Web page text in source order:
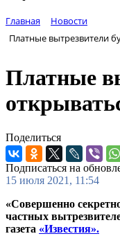
Главная
Новости
Платные вытрезвители
Платные
Поделиться
Подписаться на
15 июля 2021, 11:54
«Совершенно
частных
газета «Известия».